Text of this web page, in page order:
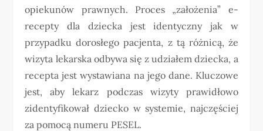
opiekunów prawnych. Proces „założenia” e-
recepty dla dziecka jest identyczny jak w
przypadku dorosłego pacjenta, z tą różnicą, że
wizyta lekarska odbywa się z udziałem dziecka, a
recepta jest wystawiana na jego dane. Kluczowe
jest, aby lekarz podczas wizyty prawidłowo
zidentyfikował dziecko w systemie, najczęściej
za pomocą numeru PESEL.